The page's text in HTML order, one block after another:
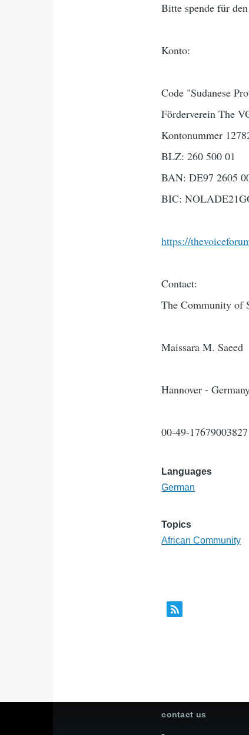
Bitte spende für
Konto:
Code "Sudanese
Förderverein The
Kontonummer
BLZ: 260 500 01
BAN: DE97 2605
BIC:
https://
Contact:
The Community of
Maissara M. Saeed
Hannover -
00-49-17679003827
Languages
German
Topics
African Community
contact us